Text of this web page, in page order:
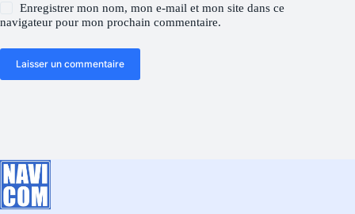
Enregistrer mon nom, mon e-mail et mon site dans ce
navigateur pour mon prochain commentaire.
Laisser un commentaire